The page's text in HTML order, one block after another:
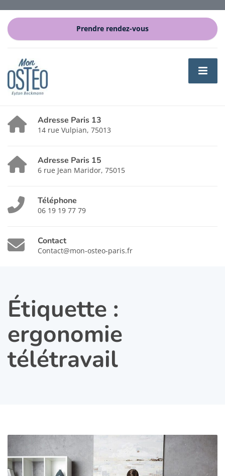
Prendre rendez-vous
Adresse Paris 13
14 rue Vulpian, 75013
Adresse Paris 15
6 rue Jean Maridor, 75015
Téléphone
06 19 19 77 79
Contact
Contact@mon-osteo-paris.fr
Étiquette :
ergonomie
télétravail